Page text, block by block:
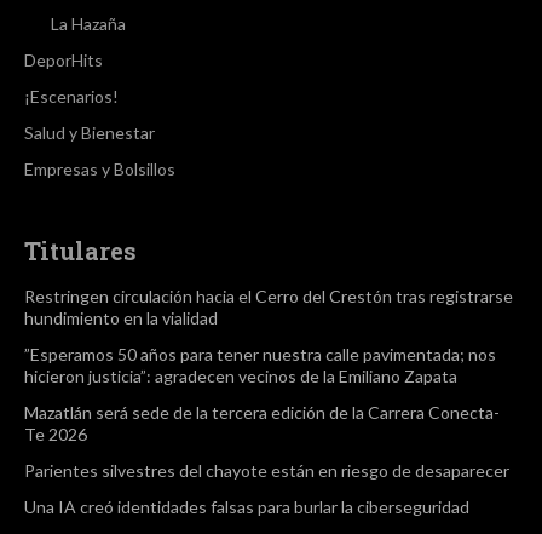
La Hazaña
DeporHits
¡Escenarios!
Salud y Bienestar
Empresas y Bolsillos
Titulares
Restringen circulación hacia el Cerro del Crestón tras registrarse
hundimiento en la vialidad
”Esperamos 50 años para tener nuestra calle pavimentada; nos
hicieron justicia”: agradecen vecinos de la Emiliano Zapata
Mazatlán será sede de la tercera edición de la Carrera Conecta-
Te 2026
Parientes silvestres del chayote están en riesgo de desaparecer
Una IA creó identidades falsas para burlar la ciberseguridad